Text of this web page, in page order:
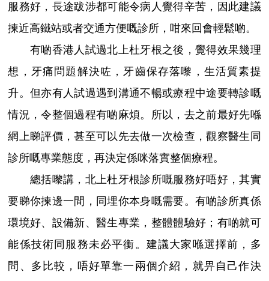
服務好，長途跋涉都可能令病人覺得辛苦，因此建議
揀近高鐵站或者交通方便嘅診所，咁來回會輕鬆啲。
有啲香港人試過北上杜牙根之後，覺得效果幾理
想，牙痛問題解決咗，牙齒保存落嚟，生活質素提
升。但亦有人試過遇到溝通不暢或療程中途要轉診嘅
情況，令整個過程有啲麻煩。所以，去之前最好先喺
網上睇評價，甚至可以先去做一次檢查，觀察醫生同
診所嘅專業態度，再決定係咪落實整個療程。
總括嚟講，北上杜牙根診所嘅服務好唔好，其實
要睇你揀邊一間，同埋你本身嘅需要。有啲診所真係
環境好、設備新、醫生專業，整體體驗好；有啲就可
能係技術同服務未必平衡。建議大家喺選擇前，多
問、多比較，唔好單靠一兩個介紹，就畀自己作決